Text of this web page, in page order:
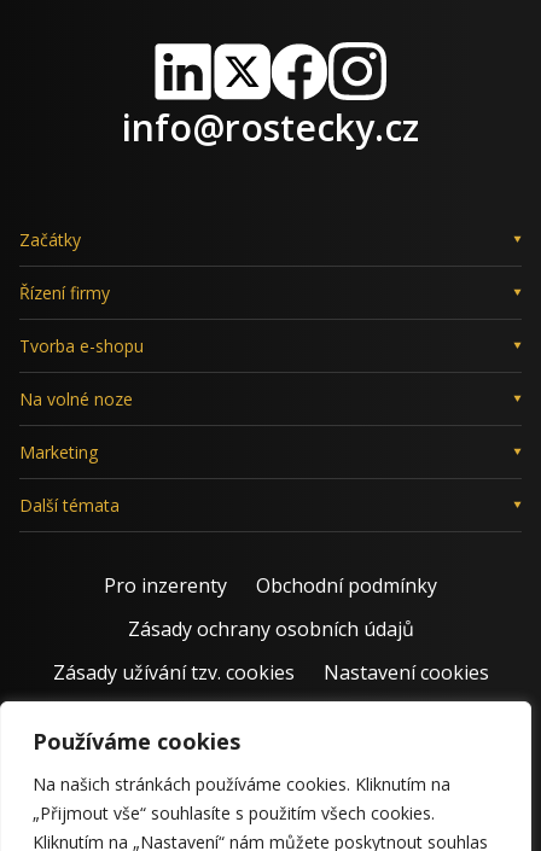
Používáme cookies
Na našich stránkách používáme cookies. Kliknutím na
„Přijmout vše“ souhlasíte s použitím všech cookies.
Kliknutím na „Nastavení“ nám můžete poskytnout souhlas
LinkedIn
X FacebookInstagram
info@rostecky.cz
Začátky
Řízení firmy
Tvorba e-shopu
Na volné noze
Marketing
Další témata
Pro inzerenty
Obchodní podmínky
Zásady ochrany osobních údajů
Zásady užívání tzv. cookies
Nastavení cookies